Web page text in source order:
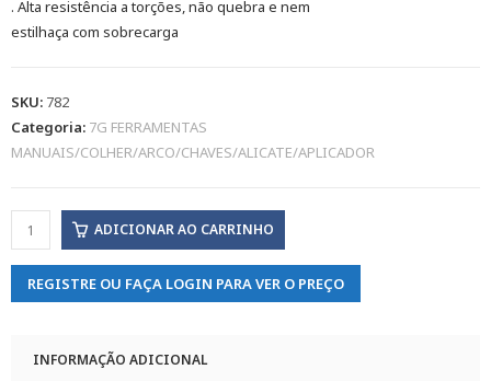
. Alta resistência a torções, não quebra e nem
estilhaça com sobrecarga
SKU: 782
Categoria: 7G FERRAMENTAS
MANUAIS/COLHER/ARCO/CHAVES/ALICATE/APLICADOR
ADICIONAR AO CARRINHO
REGISTRE OU FAÇA LOGIN PARA VER O PREÇO
INFORMAÇÃO ADICIONAL